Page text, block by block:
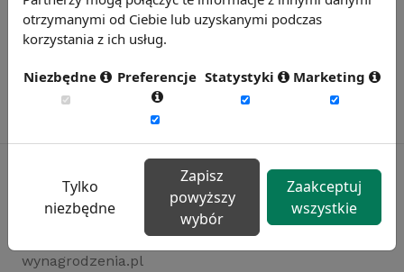
Rynekpracy.pl
wynagrodzenia.pl
otrzymanymi od Ciebie lub uzyskanymi podczas
korzystania z ich usług.
Niezbędne Preferencje Statystyki Marketing
Tylko
niezbędne
Zapisz
powyższy
wybór
Zaakceptuj
wszystkie